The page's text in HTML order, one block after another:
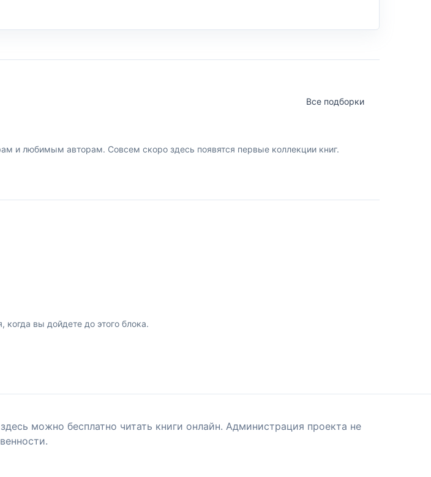
Все подборки
и любимым авторам. Совсем скоро здесь появятся первые коллекции книг.
когда вы дойдете до этого блока.
можно бесплатно читать книги онлайн. Администрация проекта не